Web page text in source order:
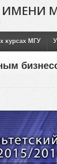
ИМЕНИ
курсах МГУ